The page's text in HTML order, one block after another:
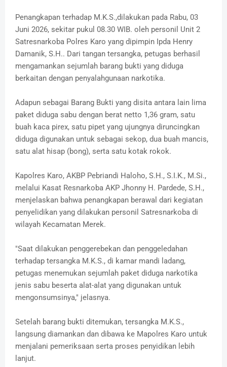
Penangkapan terhadap M.K.S.,dilakukan pada Rabu, 03
Juni 2026, sekitar pukul 08.30 WIB. oleh personil Unit 2
Satresnarkoba Polres Karo yang dipimpin Ipda Henry
Damanik, S.H.. Dari tangan tersangka, petugas berhasil
mengamankan sejumlah barang bukti yang diduga
berkaitan dengan penyalahgunaan narkotika.
Adapun sebagai Barang Bukti yang disita antara lain lima
paket diduga sabu dengan berat netto 1,36 gram, satu
buah kaca pirex, satu pipet yang ujungnya diruncingkan
diduga digunakan untuk sebagai sekop, dua buah mancis,
satu alat hisap (bong), serta satu kotak rokok.
Kapolres Karo, AKBP Pebriandi Haloho, S.H., S.I.K., M.Si.,
melalui Kasat Resnarkoba AKP Jhonny H. Pardede, S.H.,
menjelaskan bahwa penangkapan berawal dari kegiatan
penyelidikan yang dilakukan personil Satresnarkoba di
wilayah Kecamatan Merek.
"Saat dilakukan penggerebekan dan penggeledahan
terhadap tersangka M.K.S., di kamar mandi ladang,
petugas menemukan sejumlah paket diduga narkotika
jenis sabu beserta alat-alat yang digunakan untuk
mengonsumsinya," jelasnya.
Setelah barang bukti ditemukan, tersangka M.K.S.,
langsung diamankan dan dibawa ke Mapolres Karo untuk
menjalani pemeriksaan serta proses penyidikan lebih
lanjut.